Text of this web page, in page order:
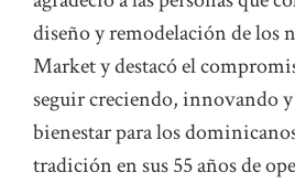
diseño y remodelación de los
Market y destacó el
seguir creciendo, innovando
bienestar para los
tradición en sus 55 años de